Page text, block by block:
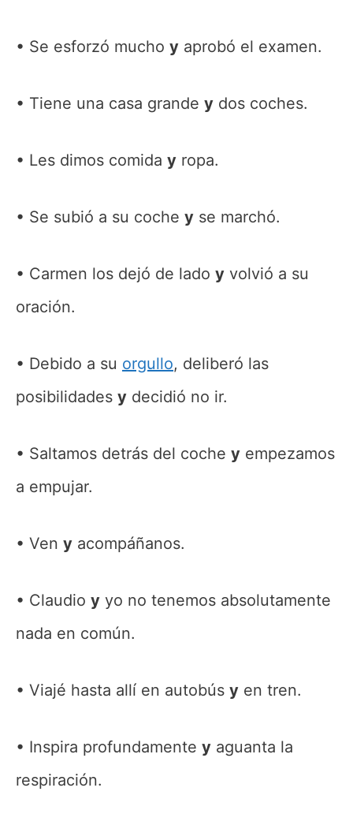
Se esforzó mucho y aprobó el examen.
Tiene una casa grande y dos coches.
Les dimos comida y ropa.
Se subió a su coche y se marchó.
Carmen los dejó de lado y volvió a su
oración.
Debido a su orgullo, deliberó las
posibilidades y decidió no ir.
Saltamos detrás del coche y empezamos
a empujar.
Ven y acompáñanos.
Claudio y yo no tenemos absolutamente
nada en común.
Viajé hasta allí en autobús y en tren.
Inspira profundamente y aguanta la
respiración.